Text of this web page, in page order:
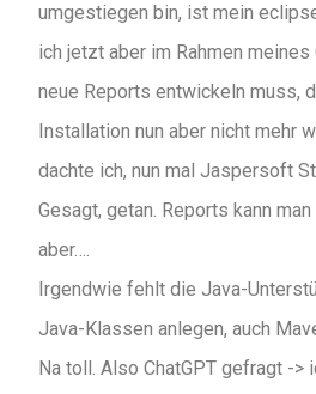
umgestiegen bin, ist mein
ich jetzt aber im Rahmen
neue Reports entwickeln muss,
Installation nun aber nicht mehr
dachte ich, nun mal Jaspersoft
Gesagt, getan. Reports kann
aber….
Irgendwie fehlt die Java-
Java-Klassen anlegen, auch
Na toll. Also ChatGPT gefragt ->